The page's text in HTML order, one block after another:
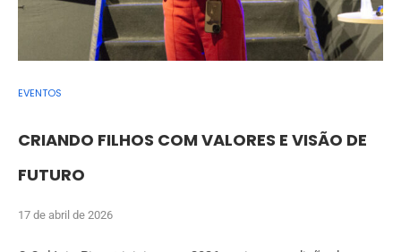
EVENTOS
CRIANDO FILHOS COM VALORES E VISÃO DE
FUTURO
17 de abril de 2026